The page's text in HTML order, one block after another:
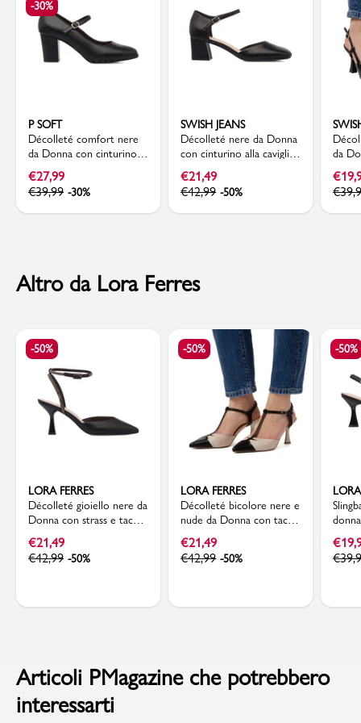
-30%
P SOFT
Décolleté comfort nere
da Donna con cinturino e
tacco a blocco 7 cm P
Soft
€27,99
€39,99 -30%
SWISH JEANS
Décolleté nere da Donna
con cinturino alla caviglia
e tacco 5,5 cm Swish
Jeans
€21,49
€42,99 -50%
da
Swish
€
€
Altro da Lora Ferres
-50%
LORA FERRES
Décolleté gioiello nere da
Donna con strass e tacco
rocchetto 7 cm Lora
Ferres
€21,49
€42,99 -50%
-50%
LORA FERRES
Décolleté bicolore nere e
nude da Donna con tacco
a rocchetto 7,5 cm Lora
Ferres
€21,49
€42,99 -50%
-50%
€
€
Articoli PMagazine che potrebbero
interessarti